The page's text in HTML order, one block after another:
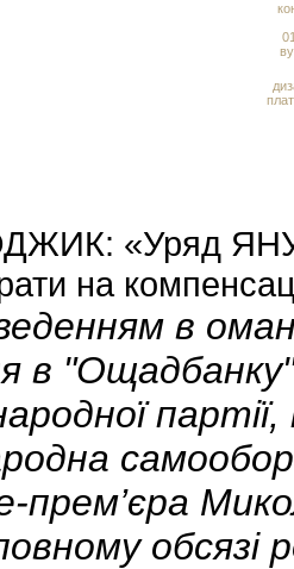
«Уряд
на
в
в
прем’єра
обсязі